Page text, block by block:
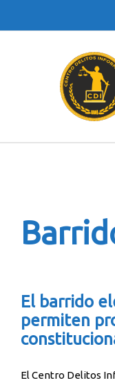
El barrido
permiten
El Centro Delitos